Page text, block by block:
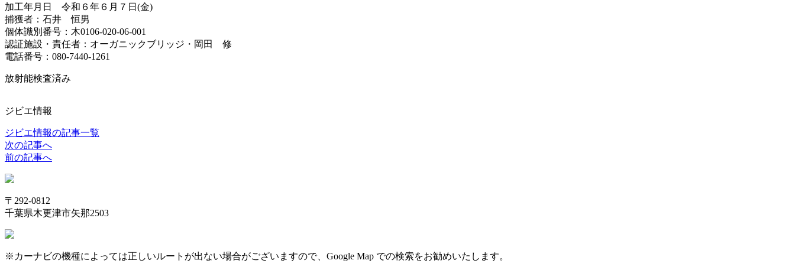
加工年月日 令和６年６月７日(金)
捕獲者：石井 恒男
個体識別番号：木0106-020-06-001
認証施設・責任者：オーガニックブリッジ・岡田 修
電話番号：080-7440-1261
放射能検査済み
ジビエ情報
ジビエ情報の記事一覧
次の記事へ
前の記事へ
〒292-0812
千葉県木更津市矢那2503
※カーナビの機種によっては正しいルートが出ない場合がございますので、Google Map での検索をお勧めいたします。